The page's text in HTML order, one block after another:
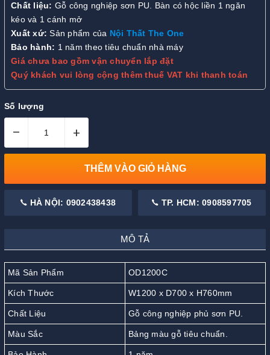
Chất liệu: Gỗ công nghiệp sơn PU. Bàn có hộc liền 1 ngăn
kéo và 1 cánh mở
Xuất xứ: Sản phẩm của Nội Thất The One
Bảo hành: 1 năm theo tiêu chuẩn nhà máy
Giá chưa bao gồm vận chuyển lắp đặt
Quý khách vui lòng cộng thêm thuế VAT khi thanh toán
Số lượng
– +
THÊM VÀO GIỎ HÀNG
HÀ NỘI: 0902438438 TP. HCM: 0908597705
MÔ TẢ
Mã Sản Phẩm OD1200C
Kích Thước W1200 x D700 x H760mm
Chất Liệu Gỗ công nghiệp phủ sơn PU.
Màu Sắc Bảng màu gỗ tiêu chuẩn.